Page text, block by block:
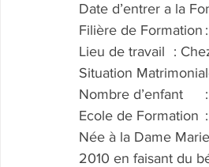
Lieu
Née à la Dame
2010 en faisant du